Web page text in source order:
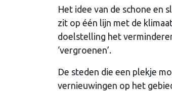
Het idee van de schone en
zit op één lijn met de
doelstelling het
‘vergroenen’.
De steden die een plekje
vernieuwingen op het